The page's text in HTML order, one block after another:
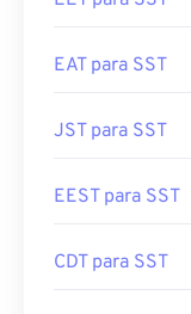
EAT para SST
JST para SST
EEST para SST
CDT para SST